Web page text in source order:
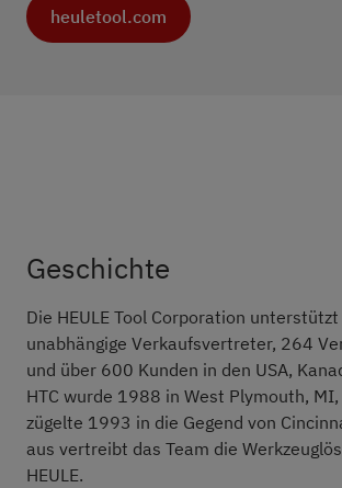
heuletool.com
Geschichte
Die HEULE Tool Corporation
unabhängige Verkaufsvertreter, 264
und über 600 Kunden in den USA,
HTC wurde 1988 in West Plymouth,
zügelte 1993 in die Gegend von
aus vertreibt das Team die
HEULE.